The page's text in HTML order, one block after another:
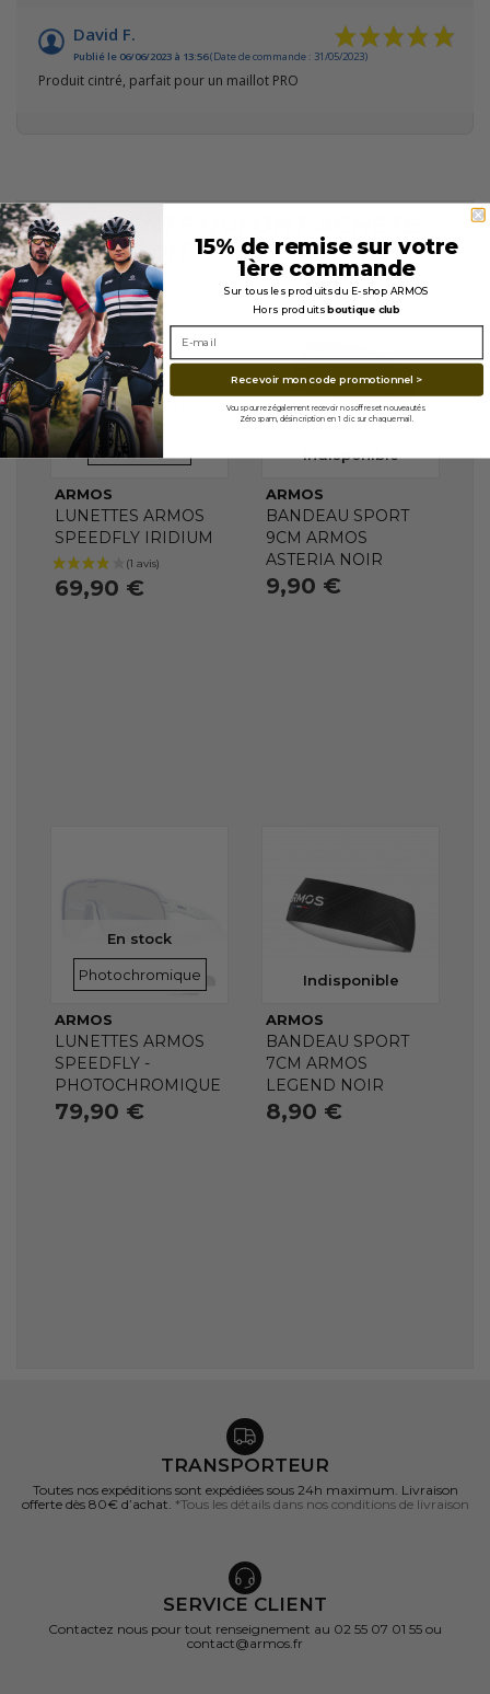
David F.
Publié le 06/06/2023 à 13:56(Date de commande : 31/05/2023)
Produit cintré, parfait pour un maillot PRO
LES CLIENTS QUI ONT ACHETÉ
CE PRODUIT ONT ÉGALEMENT
ACHETÉ...
En stock
VERRES
REVO Bleu
VERRES
REVO Rouge
ARMOS
LUNETTES ARMOS
SPEEDFLY IRIDIUM
69,90 €
Indisponible
ARMOS
BANDEAU SPORT
9CM ARMOS
ASTERIA NOIR
9,90 €
En stock
VERRES
Photochromique
ARMOS
LUNETTES ARMOS
SPEEDFLY -
PHOTOCHROMIQUE
79,90 €
Indisponible
ARMOS
BANDEAU SPORT
7CM ARMOS
LEGEND NOIR
8,90 €
TRANSPORTEUR
Toutes nos expéditions sont expédiées sous 24h maximum. Livraison
offerte dès 80€ d’achat. *Tous les détails dans nos conditions de livraison
SERVICE CLIENT
Contactez nous pour tout renseignement au 02 55 07 01 55 ou
contact@armos.fr
15% de remise sur votre
1ère commande
Sur tous les produits du E-shop ARMOS
Hors produitsboutique club
Recevoir mon code promotionnel >
Vous pourrez également recevoir nos offres et nouveautés.
Zéro spam, désincription en 1 clic sur chaque mail.